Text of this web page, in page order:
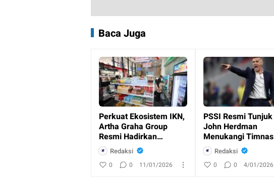
Baca Juga
Perkuat Ekosistem IKN,
Artha Graha Group
Resmi Hadirkan
Layanan Perbankan
dan Ritel
Redaksi
0 0 11/01/2026
PSSI Resmi Tunjuk
John Herdman
Menukangi Timnas
Indonesia
Redaksi
0 0 4/01/2026